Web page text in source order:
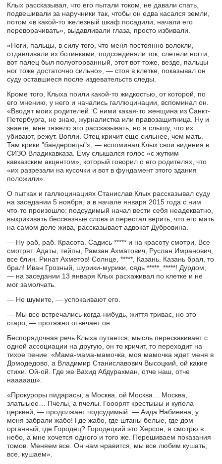
Клых рассказывал, что его пытали током, не давали спать,
подвешивали за наручники так, чтобы он едва касался земли,
потом «в какой-то железный шкаф посадили, начали его
переворачивать», выдавливали глаза, просто избивали.
«Ноги, пальцы, в силу того, что меня постоянно волокли,
отдавливали их ботинками, подсоединяли ток, слетели ногти,
вот палец был полуоторванный, этот вот тоже, везде, пальцы
ног тоже достаточно сильно», — стоя в клетке, показывал он
суду оставшиеся после издевательств следы.
Кроме того, Клыха поили какой-то жидкостью, от которой, по
его мнению, у него и начались галлюцинации, вспоминал он.
«Вводят моих родителей. С ними какая-то женщина из Санкт-
Петербурга, не знаю, журналистка или правозащитница. Ну и
знаете, мне тяжело это рассказывать, но я слышу, что их
убивают, режут. Вопли. Отец кричит еще сильнее, чем мать.
Там крики "бандеровцы"», — вспоминал Клых свои видения в
СИЗО Владикавказа. Ему слышался голос «с жутким
кавказским акцентом», который говорил о его родителях, что
«их разрезали на кусочки и вот в фундамент этого здания
положили».
О пытках и галлюцинациях Станислав Клых рассказывал суду
на заседании 5 ноября, а в начале января 2015 года с ним
что-то произошло: подсудимый начал вести себя неадекватно,
выкрикивать бессвязные слова и перестал верить, что его мать
на самом деле жива, рассказывает адвокат Дубровина.
— Ну раб, раб. Красота. Садись ***** и на красоту смотри. Все
смотрят. Адаты, тейпы, Рамзан Ахматович, Руслан Имранович,
все блин. Ринат Ахметов! Солнце, *****, Казань. Казань брал, то
брал! Иван Грозный, шурики-мурики, сядь *****, *****! Дурдом,
— на заседании 13 января Клых расхаживал по клетке и не
мог замолчать.
— Не шумите, — успокаивают его.
— Мы все встречались когда-нибудь, життя триває, но это
старо, — протяжно отвечает он.
Беспорядочная речь Клыха путается, мысль перескакивает с
одной ассоциации на другую, он то кричит, то переходит на
тихое пение: «Мама-мама-мамочка, моя мамочка ждет меня в
Домодедово, а Владимир Станиславович Высоцкий, ой какие
стихи. Ой-ой. Где же Вахид Абдурахман, отче наш, отче
наааааш».
«Прокуроры пидарасы, а Москва, ой Москва… Москва,
златыыее… Пчелы, а пчелы. Гооорят крестыыы и купола
церквей, — продолжает подсудимый. — Аида Набиевна, у
меня забрали жабо! Где жабо, где штаны белые, где дом
органный, где Городец? Городецкий это Херсон, я смотрю в
небо, а мне хочется одного и того же. Перешиваем показания
томов. Меняем все. Он нам нравится, мы все любим кушать,
все, кушаем».